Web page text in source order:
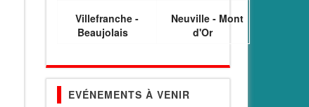
Villefranche -
Beaujolais
Neuville - Mont
d'Or
EVÉNEMENTS À VENIR